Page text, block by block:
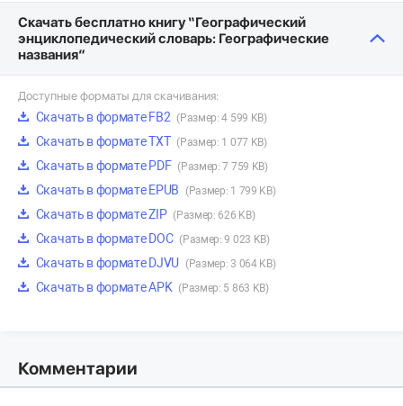
Скачать бесплатно книгу “Географический
энциклопедический словарь: Географические
названия”
Доступные форматы для скачивания:
Скачать в формате FB2 (Размер: 4 599 KB)
Скачать в формате TXT (Размер: 1 077 KB)
Скачать в формате PDF (Размер: 7 759 KB)
Скачать в формате EPUB (Размер: 1 799 KB)
Скачать в формате ZIP (Размер: 626 KB)
Скачать в формате DOC (Размер: 9 023 KB)
Скачать в формате DJVU (Размер: 3 064 KB)
Скачать в формате APK (Размер: 5 863 KB)
Комментарии